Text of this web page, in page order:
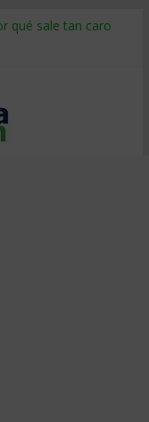
qué sale tan caro
del terremoto
cambio sin fracasar
cambia en el oficio
todos piensen igual